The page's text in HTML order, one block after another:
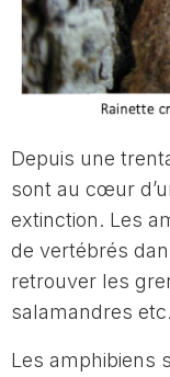
Depuis une
sont au cœur
extinction. Les
de vertébrés
retrouver les
salamandres etc.
Les amphibiens